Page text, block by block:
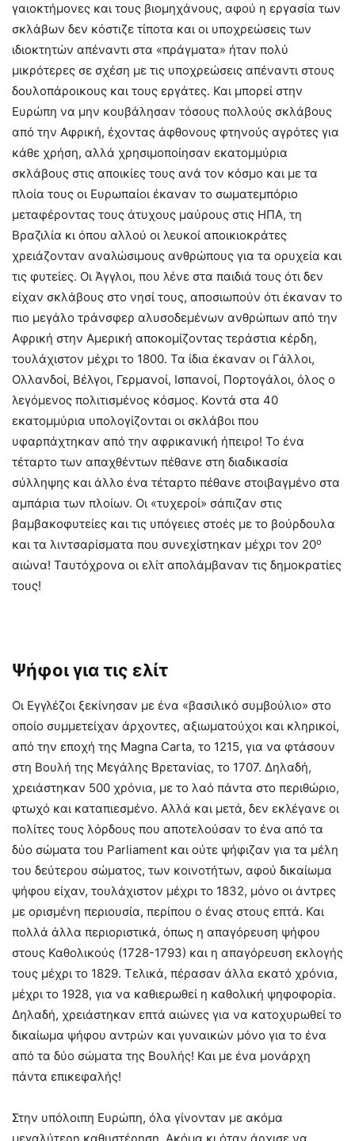
γαιοκτήμονες και τους βιομηχάνους, αφού η εργασία των
σκλάβων δεν κόστιζε τίποτα και οι υποχρεώσεις των
ιδιοκτητών απέναντι στα «πράγματα» ήταν πολύ
μικρότερες σε σχέση με τις υποχρεώσεις απέναντι στους
δουλοπάροικους και τους εργάτες. Και μπορεί στην
Ευρώπη να μην κουβάλησαν τόσους πολλούς σκλάβους
από την Αφρική, έχοντας άφθονους φτηνούς αγρότες για
κάθε χρήση, αλλά χρησιμοποίησαν εκατομμύρια
σκλάβους στις αποικίες τους ανά τον κόσμο και με τα
πλοία τους οι Ευρωπαίοι έκαναν το σωματεμπόριο
μεταφέροντας τους άτυχους μαύρους στις ΗΠΑ, τη
Βραζιλία κι όπου αλλού οι λευκοί αποικιοκράτες
χρειάζονταν αναλώσιμους ανθρώπους για τα ορυχεία και
τις φυτείες. Οι Άγγλοι, που λένε στα παιδιά τους ότι δεν
είχαν σκλάβους στο νησί τους, αποσιωπούν ότι έκαναν το
πιο μεγάλο τράνσφερ αλυσοδεμένων ανθρώπων από την
Αφρική στην Αμερική αποκομίζοντας τεράστια κέρδη,
τουλάχιστον μέχρι το 1800. Τα ίδια έκαναν οι Γάλλοι,
Ολλανδοί, Βέλγοι, Γερμανοί, Ισπανοί, Πορτογάλοι, όλος ο
λεγόμενος πολιτισμένος κόσμος. Κοντά στα 40
εκατομμύρια υπολογίζονται οι σκλάβοι που
υφαρπάχτηκαν από την αφρικανική ήπειρο! Το ένα
τέταρτο των απαχθέντων πέθανε στη διαδικασία
σύλληψης και άλλο ένα τέταρτο πέθανε στοιβαγμένο στα
αμπάρια των πλοίων. Οι «τυχεροί» σάπιζαν στις
βαμβακοφυτείες και τις υπόγειες στοές με το βούρδουλα
και τα λιντσαρίσματα που συνεχίστηκαν μέχρι τον 20ο
αιώνα! Ταυτόχρονα οι ελίτ απολάμβαναν τις δημοκρατίες
τους!
Ψήφοι για τις ελίτ
Οι Εγγλέζοι ξεκίνησαν με ένα «βασιλικό συμβούλιο» στο
οποίο συμμετείχαν άρχοντες, αξιωματούχοι και κληρικοί,
από την εποχή της Magna Carta, το 1215, για να φτάσουν
στη Βουλή της Μεγάλης Βρετανίας, το 1707. Δηλαδή,
χρειάστηκαν 500 χρόνια, με το λαό πάντα στο περιθώριο,
φτωχό και καταπιεσμένο. Αλλά και μετά, δεν εκλέγανε οι
πολίτες τους λόρδους που αποτελούσαν το ένα από τα
δύο σώματα του Parliament και ούτε ψήφιζαν για τα μέλη
του δεύτερου σώματος, των κοινοτήτων, αφού δικαίωμα
ψήφου είχαν, τουλάχιστον μέχρι το 1832, μόνο οι άντρες
με ορισμένη περιουσία, περίπου ο ένας στους επτά. Και
πολλά άλλα περιοριστικά, όπως η απαγόρευση ψήφου
στους Καθολικούς (1728-1793) και η απαγόρευση εκλογής
τους μέχρι το 1829. Τελικά, πέρασαν άλλα εκατό χρόνια,
μέχρι το 1928, για να καθιερωθεί η καθολική ψηφοφορία.
Δηλαδή, χρειάστηκαν επτά αιώνες για να κατοχυρωθεί το
δικαίωμα ψήφου αντρών και γυναικών μόνο για το ένα
από τα δύο σώματα της Βουλής! Και με ένα μονάρχη
πάντα επικεφαλής!
Στην υπόλοιπη Ευρώπη, όλα γίνονταν με ακόμα